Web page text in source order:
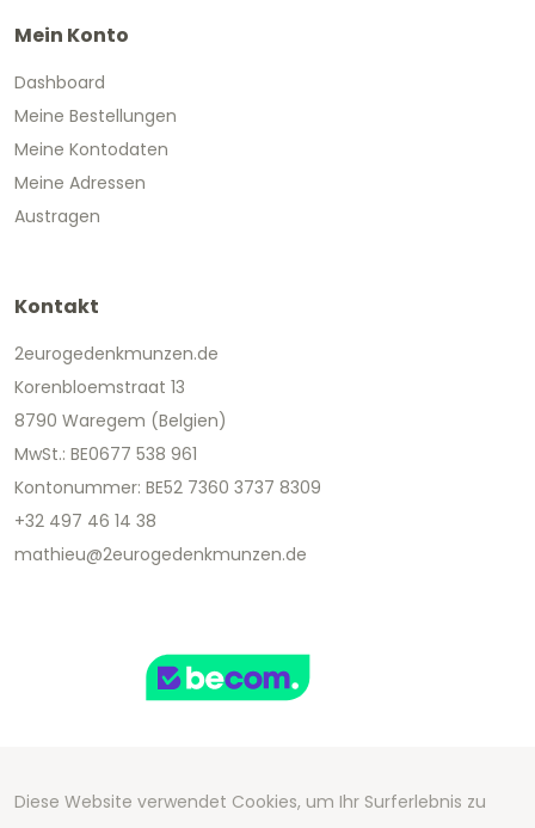
Mein Konto
Dashboard
Meine Bestellungen
Meine Kontodaten
Meine Adressen
Austragen
Kontakt
2eurogedenkmunzen.de
Korenbloemstraat 13
8790 Waregem (Belgien)
MwSt.: BE0677 538 961
Kontonummer: BE52 7360 3737 8309
+32 497 46 14 38
mathieu@2eurogedenkmunzen.de
Copyright 2026 We Can Do Better Online BV
Diese Website verwendet Cookies, um Ihr Surferlebnis zu